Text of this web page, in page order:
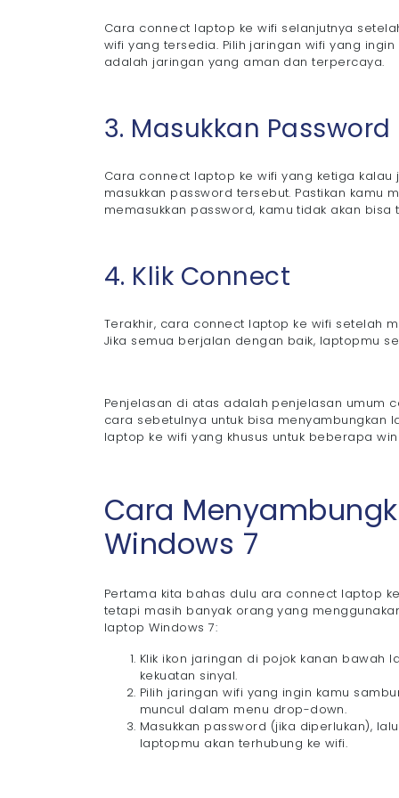
Cara connect laptop ke wifi selanjutnya
wifi yang tersedia. Pilih jaringan wifi yang
adalah jaringan yang aman dan terpercaya.
3. Masukkan Password
Cara connect laptop ke wifi yang ketiga
masukkan password tersebut. Pastikan kamu
memasukkan password, kamu tidak akan bisa
4. Klik Connect
Terakhir, cara connect laptop ke wifi setelah
Jika semua berjalan dengan baik, laptopmu
Penjelasan di atas adalah penjelasan umum
cara sebetulnya untuk bisa menyambungkan
laptop ke wifi yang khusus untuk beberapa
Cara
Windows 7
Pertama kita bahas dulu ara connect laptop
tetapi masih banyak orang yang
laptop Windows 7:
Klik ikon jaringan di pojok kanan bawah
kekuatan sinyal.
Pilih jaringan wifi yang ingin kamu
muncul dalam menu drop-down.
Masukkan password (jika diperlukan),
laptopmu akan terhubung ke wifi.